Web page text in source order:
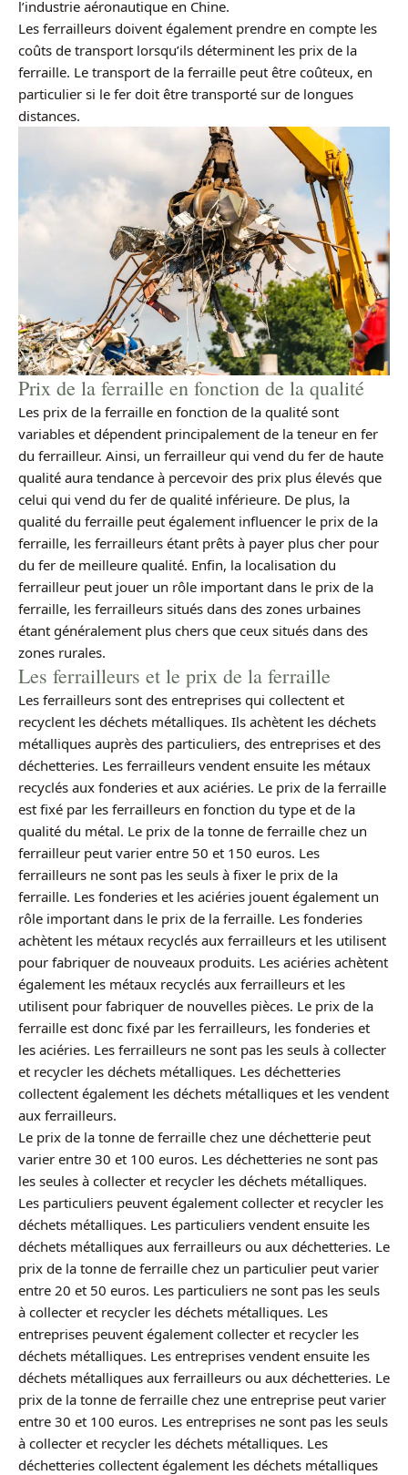
l’industrie aéronautique en Chine.
Les ferrailleurs doivent également prendre en compte les
coûts de transport lorsqu’ils déterminent les prix de la
ferraille. Le transport de la ferraille peut être coûteux, en
particulier si le fer doit être transporté sur de longues
distances.
Prix de la ferraille en fonction de la qualité
Les prix de la ferraille en fonction de la qualité sont
variables et dépendent principalement de la teneur en fer
du ferrailleur. Ainsi, un ferrailleur qui vend du fer de haute
qualité aura tendance à percevoir des prix plus élevés que
celui qui vend du fer de qualité inférieure. De plus, la
qualité du ferraille peut également influencer le prix de la
ferraille, les ferrailleurs étant prêts à payer plus cher pour
du fer de meilleure qualité. Enfin, la localisation du
ferrailleur peut jouer un rôle important dans le prix de la
ferraille, les ferrailleurs situés dans des zones urbaines
étant généralement plus chers que ceux situés dans des
zones rurales.
Les ferrailleurs et le prix de la ferraille
Les ferrailleurs sont des entreprises qui collectent et
recyclent les déchets métalliques. Ils achètent les déchets
métalliques auprès des particuliers, des entreprises et des
déchetteries. Les ferrailleurs vendent ensuite les métaux
recyclés aux fonderies et aux aciéries. Le prix de la ferraille
est fixé par les ferrailleurs en fonction du type et de la
qualité du métal. Le prix de la tonne de ferraille chez un
ferrailleur peut varier entre 50 et 150 euros. Les
ferrailleurs ne sont pas les seuls à fixer le prix de la
ferraille. Les fonderies et les aciéries jouent également un
rôle important dans le prix de la ferraille. Les fonderies
achètent les métaux recyclés aux ferrailleurs et les utilisent
pour fabriquer de nouveaux produits. Les aciéries achètent
également les métaux recyclés aux ferrailleurs et les
utilisent pour fabriquer de nouvelles pièces. Le prix de la
ferraille est donc fixé par les ferrailleurs, les fonderies et
les aciéries. Les ferrailleurs ne sont pas les seuls à collecter
et recycler les déchets métalliques. Les déchetteries
collectent également les déchets métalliques et les vendent
aux ferrailleurs.
Le prix de la tonne de ferraille chez une déchetterie peut
varier entre 30 et 100 euros. Les déchetteries ne sont pas
les seules à collecter et recycler les déchets métalliques.
Les particuliers peuvent également collecter et recycler les
déchets métalliques. Les particuliers vendent ensuite les
déchets métalliques aux ferrailleurs ou aux déchetteries. Le
prix de la tonne de ferraille chez un particulier peut varier
entre 20 et 50 euros. Les particuliers ne sont pas les seuls
à collecter et recycler les déchets métalliques. Les
entreprises peuvent également collecter et recycler les
déchets métalliques. Les entreprises vendent ensuite les
déchets métalliques aux ferrailleurs ou aux déchetteries. Le
prix de la tonne de ferraille chez une entreprise peut varier
entre 30 et 100 euros. Les entreprises ne sont pas les seuls
à collecter et recycler les déchets métalliques. Les
déchetteries collectent également les déchets métalliques